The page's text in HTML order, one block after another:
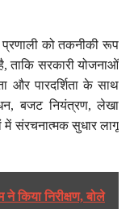
प्रणाली को तकनीकी रूप
ताकि सरकारी योजनाओं
पारदर्शिता के साथ
बजट नियंत्रण, लेखा
में संरचनात्मक सुधार लागू
किया निरीक्षण, बोले